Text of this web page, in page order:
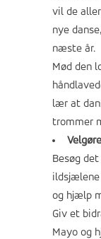
vil de
nye
næste år.
Mød den
lær at
trommer
Besøg
ildsjælene
og hjælp
Giv et
Mayo og